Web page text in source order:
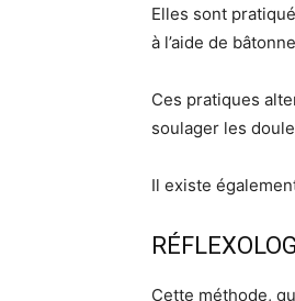
Elles sont
à l’aide de
Ces pratiques
soulager les
Il existe
Cette méthode,